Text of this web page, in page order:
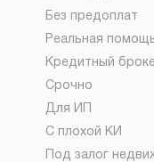
Без предоплат
Реальная
Кредитный
Срочно
Для ИП
С плохой КИ
Под залог